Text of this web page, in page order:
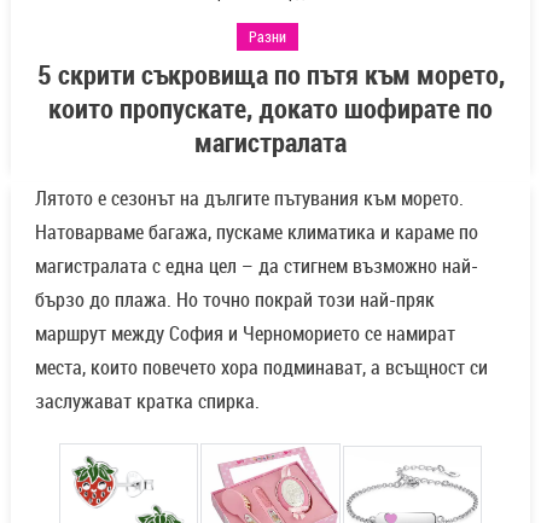
Разни
5 скрити съкровища по пътя към морето,
които пропускате, докато шофирате по
магистралата
Лятото е сезонът на дългите пътувания към морето.
Натоварваме багажа, пускаме климатика и караме по
магистралата с една цел – да стигнем възможно най-
бързо до плажа. Но точно покрай този най-пряк
маршрут между София и Черноморието се намират
места, които повечето хора подминават, а всъщност си
заслужават кратка спирка.